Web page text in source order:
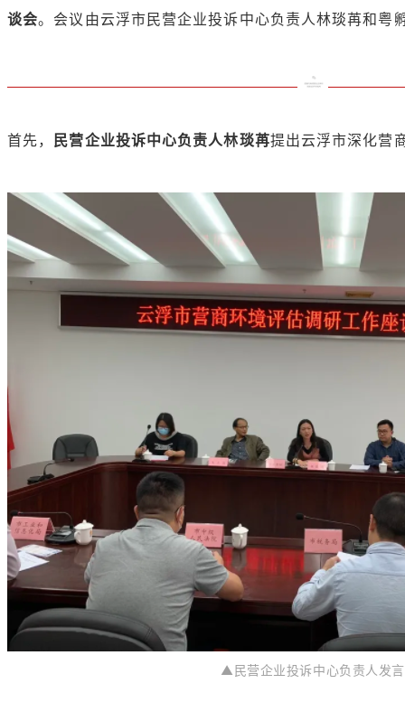
谈会。会议由云浮市民营企业投诉中心负责人林琰苒和粤
首先， 民营企业投诉中心负责人林琰苒提出云浮市深化营
▲民营企业投诉中心负责人发言